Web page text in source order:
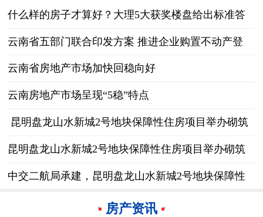
什么样的房子才算好？大理5大获奖楼盘给出标准答
案
云南省五部门联合印发方案 推进企业购置不动产登
记“一网通办”
云南省房地产市场加快回稳向好
云南房地产市场呈现“5稳”特点
昆明盘龙山水新城2号地块保障性住房项目举办砌筑
技能比武大赛
昆明盘龙山水新城2号地块保障性住房项目举办砌筑
技能比武大赛
中交二航局承建，昆明盘龙山水新城2号地块保障性
住房项目地下室结构全面封顶
房产资讯